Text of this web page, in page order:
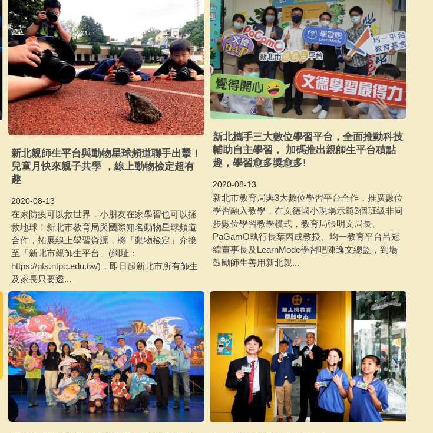
新北親師生平台與動物星球頻道聯手出擊！
兒童月快來親子共學 ，線上動物檢定超有
趣
2020-08-13
在家防疫可以救世界，小朋友在家學習也可以拯
救地球！新北市教育局與國際知名動物星球頻道
合作，拓展線上學習資源，將「動物檢定」介接
至「新北市親師生平台」(網址：
https://pts.ntpc.edu.tw/)，即日起新北市所有師生
及家長只要透...
新北攜手三大數位學習平台，全面推動科技
輔助自主學習， 加碼推出親師生平台積點
趣，學習愈多獎愈多!
2020-08-13
新北市教育局與3大數位學習平台合作，推廣數位
學習融入教學，在文德國小現場示範3個班級非同
步數位學習教學模式，教育局張明文局長、
PaGamO執行長葉丙成教授、均一教育平台呂冠
緯董事長及LearnMode學習吧陳逸文總監，到場
鼓勵師生善用新北親...